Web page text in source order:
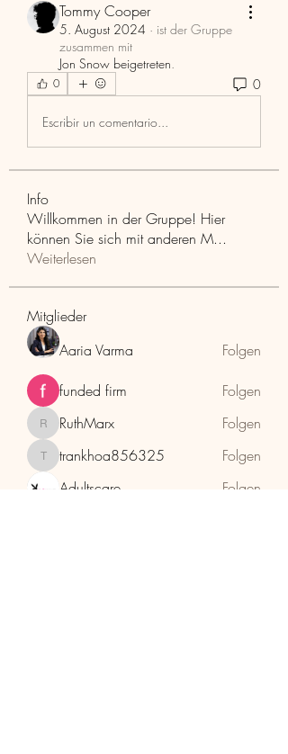
Tommy Cooper
5. August 2024 · ist der Gruppe
zusammen mit
Jon Snow beigetreten.
0 0
Escribir un comentario...
Info
Willkommen in der Gruppe! Hier
können Sie sich mit anderen M...
Weiterlesen
Mitglieder
Aaria Varma
Folgen
funded firm Folgen
RuthMarx
RuthMarx Folgen
trankhoa856325
trankhoa856325
Folgen
Adultscare
Folgen